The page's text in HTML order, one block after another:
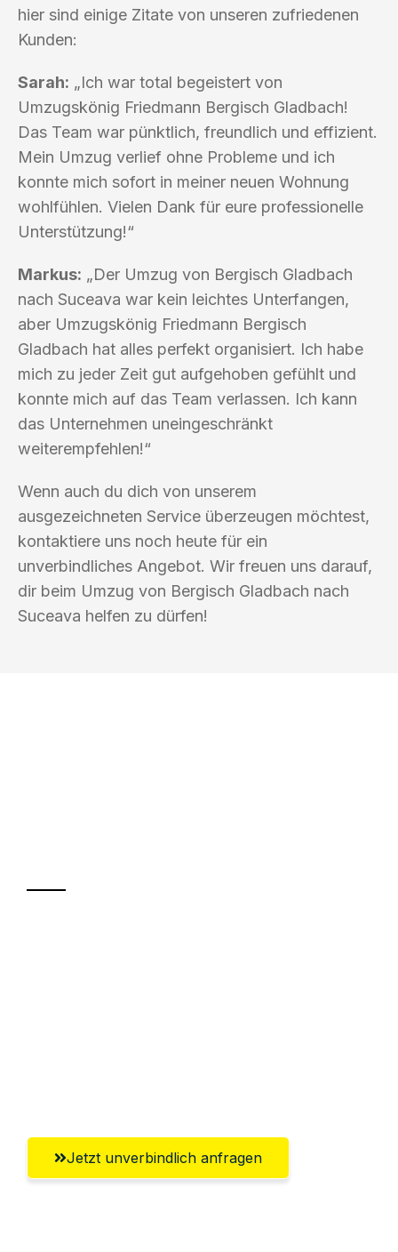
hier sind einige Zitate von unseren zufriedenen
Kunden:
Sarah: „Ich war total begeistert von
Umzugskönig Friedmann Bergisch Gladbach!
Das Team war pünktlich, freundlich und effizient.
Mein Umzug verlief ohne Probleme und ich
konnte mich sofort in meiner neuen Wohnung
wohlfühlen. Vielen Dank für eure professionelle
Unterstützung!“
Markus: „Der Umzug von Bergisch Gladbach
nach Suceava war kein leichtes Unterfangen,
aber Umzugskönig Friedmann Bergisch
Gladbach hat alles perfekt organisiert. Ich habe
mich zu jeder Zeit gut aufgehoben gefühlt und
konnte mich auf das Team verlassen. Ich kann
das Unternehmen uneingeschränkt
weiterempfehlen!“
Wenn auch du dich von unserem
ausgezeichneten Service überzeugen möchtest,
kontaktiere uns noch heute für ein
unverbindliches Angebot. Wir freuen uns darauf,
dir beim Umzug von Bergisch Gladbach nach
Suceava helfen zu dürfen!
Jetzt unverbindlich anfragen